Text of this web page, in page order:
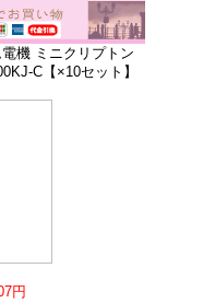
機 ミニクリプトン
C【×10セット】
円